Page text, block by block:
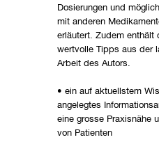
Dosierungen und
mit anderen
erläutert. Zudem enthält
wertvolle Tipps aus der
Arbeit des Autors.
• ein auf aktuellstem
angelegtes
eine grosse Praxisnähe
von Patienten